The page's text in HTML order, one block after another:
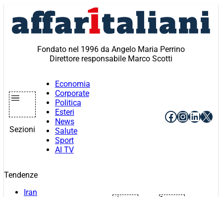
contenuto
Fondato nel 1996 da Angelo Maria Perrino
Direttore responsabile Marco Scotti
Sezioni
Economia
Corporate
Politica
Esteri
News
Salute
Sport
AI TV
Facebook
X
Tendenze
Iran